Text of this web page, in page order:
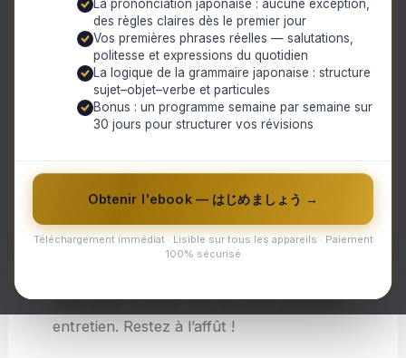
La prononciation japonaise : aucune exception,
des règles claires dès le premier jour
Vos premières phrases réelles — salutations,
politesse et expressions du quotidien
La logique de la grammaire japonaise : structure
sujet–objet–verbe et particules
Bonus : un programme semaine par semaine sur
30 jours pour structurer vos révisions
Obtenir l'ebook — はじめましょう →
Téléchargement immédiat · Lisible sur tous les appareils · Paiement
100% sécurisé
différents aspects de l’entretien : comment
se préparer efficacement, quelles sont les
questions les plus fréquentes et comment
y répondre avec confiance. Nous
aborderons également des conseils
lors de cette étape clé.
Que vous soyez en recherche d’emploi ou
que vous souhaitiez améliorer vos
techniques d’entretien, ce billet fournira
vous aider à briller lors de votre prochain
entretien. Restez à l’affût !